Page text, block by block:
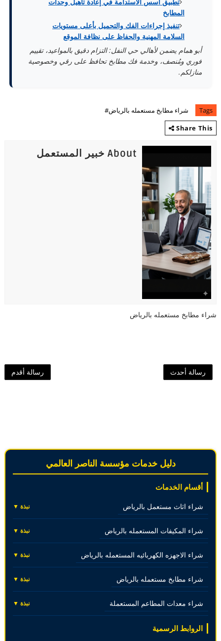
المطابخ
تنفيذ إجراءات الفك والتحميل بأعلى مستويات
السلامة المهنية والحفاظ على نظافة الموقع
أبو همام يضمن لأهالي حي النفل: التزام دقيق بالمواعيد، تقييم
فوري ومُنصف، وخدمة فك مطابخ تحافظ على رقي وخصوصية
منازلكم.
Tags
شراء مطابخ مستعمله بالرياض#
Share This
About خبير المستعمل
شراء مطابخ مستعمله بالرياض
رسالة أحدث رسالة أقدم
دليل خدمات مؤسسة الناصر العالمي
أقسام الخدمات
شراء اثاث مستعمل بالرياض نبذة ▼
شراء المكيفات المستعمله بالرياض نبذة ▼
شراء الاجهزه الكهربائيه المستعمله بالرياض نبذة ▼
شراء مطابخ مستعمله بالرياض نبذة ▼
شراء معدات المطاعم المستعملة نبذة ▼
الروابط الرسمية